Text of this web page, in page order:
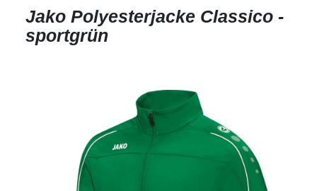
Jako Polyesterjacke Classico -
sportgrün